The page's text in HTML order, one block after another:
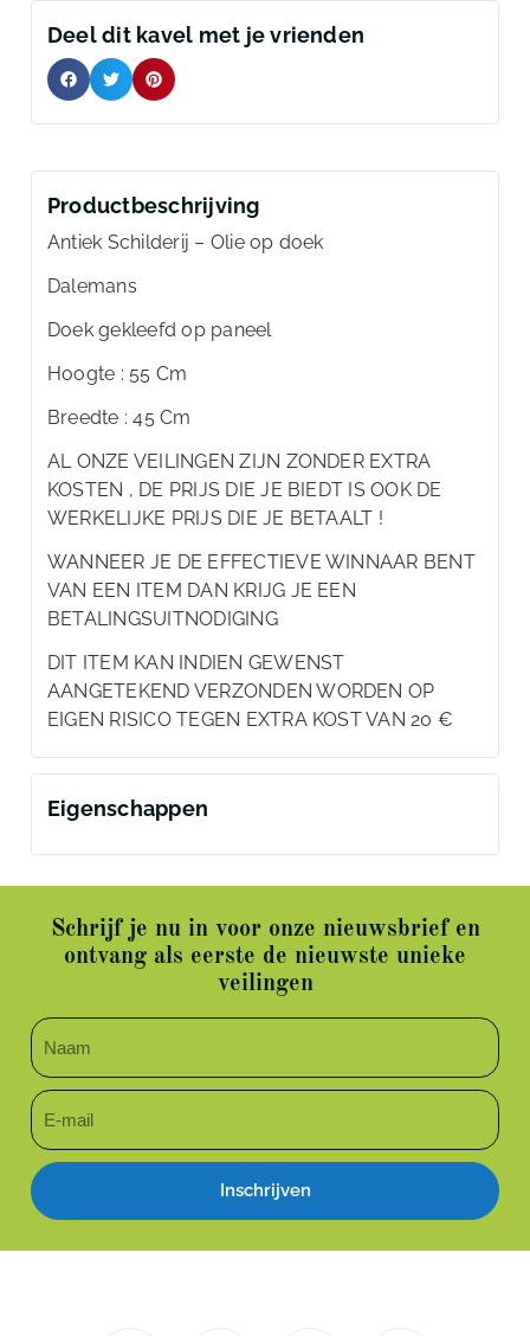
Deel dit kavel met je vrienden
Productbeschrijving
Antiek Schilderij – Olie op doek
Dalemans
Doek gekleefd op paneel
Hoogte : 55 Cm
Breedte : 45 Cm
AL ONZE VEILINGEN ZIJN ZONDER EXTRA
KOSTEN , DE PRIJS DIE JE BIEDT IS OOK DE
WERKELIJKE PRIJS DIE JE BETAALT !
WANNEER JE DE EFFECTIEVE WINNAAR BENT
VAN EEN ITEM DAN KRIJG JE EEN
BETALINGSUITNODIGING
DIT ITEM KAN INDIEN GEWENST
AANGETEKEND VERZONDEN WORDEN OP
EIGEN RISICO TEGEN EXTRA KOST VAN 20 €
Eigenschappen
Schrijf je nu in voor onze nieuwsbrief en
ontvang als eerste de nieuwste unieke
veilingen
Inschrijven